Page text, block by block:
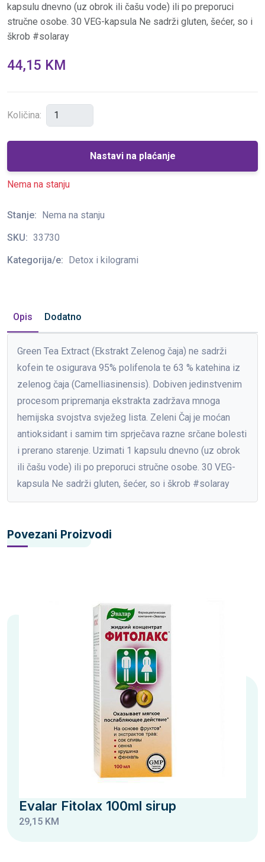
kapsulu dnevno (uz obrok ili čašu vode) ili po preporuci
stručne osobe. 30 VEG-kapsula Ne sadrži gluten, šećer, so i
škrob #solaray
44,15 KM
Količina:
Nastavi na plaćanje
Nema na stanju
Stanje: Nema na stanju
SKU: 33730
Kategorija/e: Detox i kilogrami
Opis Dodatno
Green Tea Extract (Ekstrakt Zelenog čaja) ne sadrži
kofein te osigurava 95% polifenola te 63 % katehina iz
zelenog čaja (Camelliasinensis). Dobiven jedinstvenim
procesom pripremanja ekstrakta zadržava mnoga
hemijska svojstva svježeg lista. Zeleni Čaj je moćan
antioksidant i samim tim sprječava razne srčane bolesti
i prerano starenje. Uzimati 1 kapsulu dnevno (uz obrok
ili čašu vode) ili po preporuci stručne osobe. 30 VEG-
kapsula Ne sadrži gluten, šećer, so i škrob #solaray
Povezani Proizvodi
Evalar Fitolax 100ml sirup
29,15 KM